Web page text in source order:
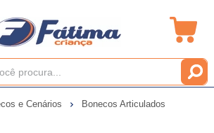
e Cenários Bonecos Articulados